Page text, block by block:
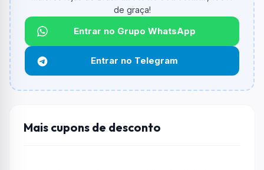
Qual é o desconto máximo?
Não informado ou sem limite.
Funciona em qualquer produto?
Não necessariamente. Depende de itens participantes
e alguns vendedores ou produtos especificos podem
não aceitar cupons.
de graça!
Entrar no Grupo WhatsApp
Entrar no Telegram
Mais cupons de desconto